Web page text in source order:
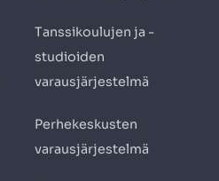
Tanssikoulujen ja -
studioiden
varausjärjestelmä
Perhekeskusten
varausjärjestelmä